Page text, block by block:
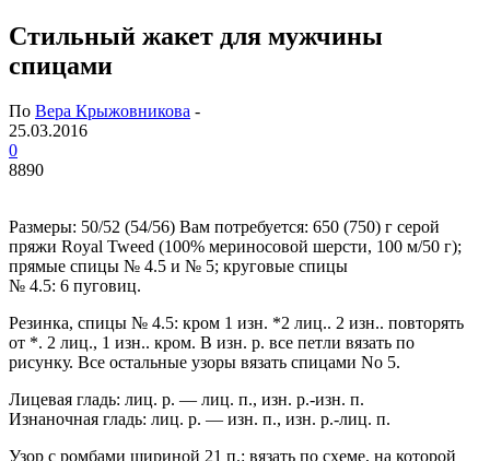
Стильный жакет для мужчины
спицами
По Вера Крыжовникова -
25.03.2016
0
8890
Размеры: 50/52 (54/56) Вам потребуется: 650 (750) г серой
пряжи Royal Tweed (100% мериносовой шерсти, 100 м/50 г);
прямые спицы № 4.5 и № 5; круговые спицы
№ 4.5: 6 пуговиц.
Резинка, спицы № 4.5: кром 1 изн. *2 лиц.. 2 изн.. повторять
от *. 2 лиц., 1 изн.. кром. В изн. р. все петли вязать по
рисунку. Все остальные узоры вязать спицами No 5.
Лицевая гладь: лиц. р. — лиц. п., изн. р.-изн. п.
Изнаночная гладь: лиц. р. — изн. п., изн. р.-лиц. п.
Узор с ромбами шириной 21 п.: вязать по схеме, на которой